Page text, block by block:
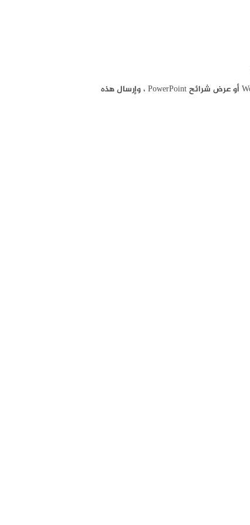
كذلك يمكن لتطبيق Excel أن يقوم تلقائيًا باستقصاء قواعد البيانات الخارجية وأدوات القياس باستخدام جدول تحديث ، وتحليل النتائج ، وتقديم تقرير Word أو عرض شرائح PowerPoint ، وإرسال هذه